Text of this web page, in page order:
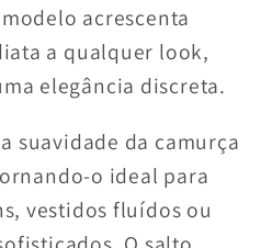
acrescenta
a qualquer look,
elegância discreta.
suavidade da camurça
o ideal para
vestidos fluídos ou